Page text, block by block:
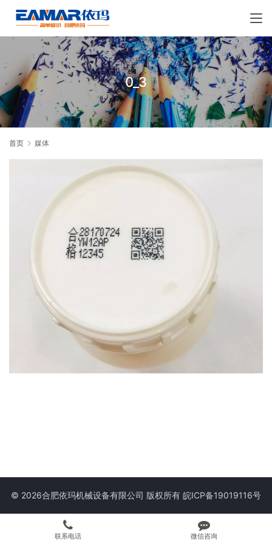
0_3
首页 媒体
© 2026合肥依玛机械设备有限公司 版权所有 皖ICP备19019116号
联系电话 微信咨询